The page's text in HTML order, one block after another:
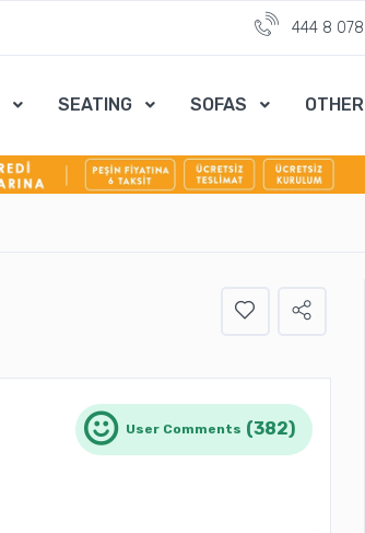
444 8 078
SEATING SOFAS OTHER
User Comments (382)